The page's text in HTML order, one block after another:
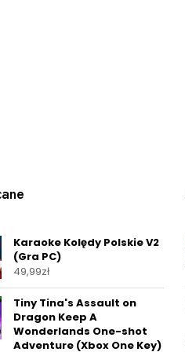
Karaoke Kolędy Polskie V2
(Gra PC)
49,99zł
Tiny Tina's Assault on
Dragon Keep A
Wonderlands One-shot
Adventure (Xbox One Key)